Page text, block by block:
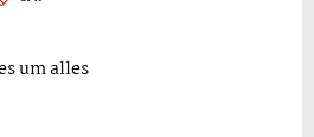
um alles